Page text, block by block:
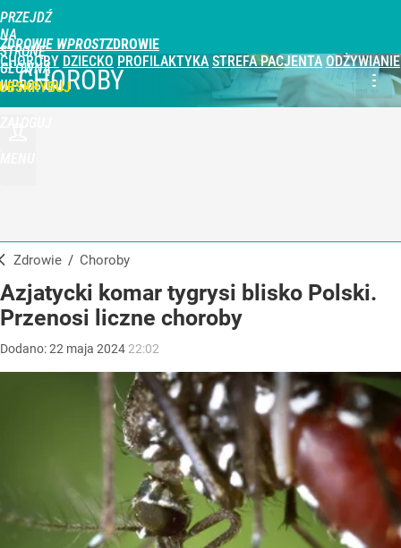
PRZEJDŹ
NA
STRONĘ
GŁÓWNĄ
WPROST.PL
ZDROWIE WPROST
CHOROBY DZIECKO PROFILAKTYKA STREFA PACJENTA ODŻYWIANIE
CHOROBY
Zdrowie / Choroby
Azjatycki komar tygrysi blisko Polski.
Przenosi liczne choroby
Dodano:22 maja 2024 22:02